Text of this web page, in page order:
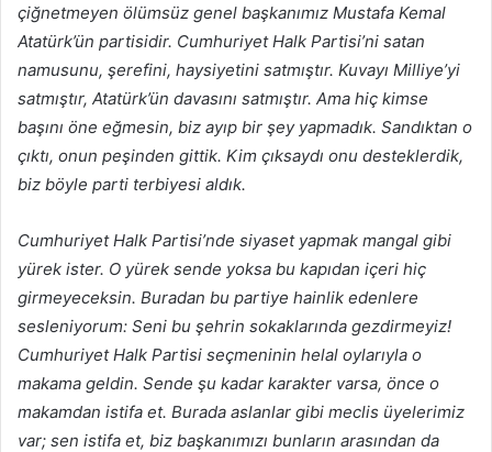
çiğnetmeyen ölümsüz genel başkanımız Mustafa Kemal
Atatürk’ün partisidir. Cumhuriyet Halk Partisi’ni satan
namusunu, şerefini, haysiyetini satmıştır. Kuvayı Milliye’yi
satmıştır, Atatürk’ün davasını satmıştır. Ama hiç kimse
başını öne eğmesin, biz ayıp bir şey yapmadık. Sandıktan o
çıktı, onun peşinden gittik. Kim çıksaydı onu desteklerdik,
biz böyle parti terbiyesi aldık.
Cumhuriyet Halk Partisi’nde siyaset yapmak mangal gibi
yürek ister. O yürek sende yoksa bu kapıdan içeri hiç
girmeyeceksin. Buradan bu partiye hainlik edenlere
sesleniyorum: Seni bu şehrin sokaklarında gezdirmeyiz!
Cumhuriyet Halk Partisi seçmeninin helal oylarıyla o
makama geldin. Sende şu kadar karakter varsa, önce o
makamdan istifa et. Burada aslanlar gibi meclis üyelerimiz
var; sen istifa et, biz başkanımızı bunların arasından da